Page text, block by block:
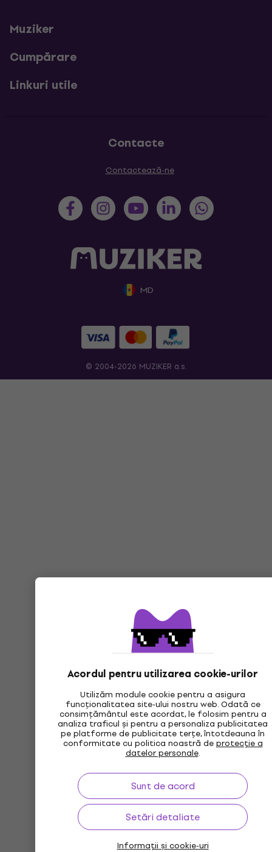
Acordul pentru utilizarea cookie-urilor
Utilizăm module cookie pentru a asigura
funcționalitatea site-ului nostru web. Odată ce
consimțământul este acordat, le folosim pentru a
analiza traficul și pentru a personaliza publicitatea
pe platforme de publicitate terțe, întotdeauna în
conformitate cu politica noastră deprotecție a
datelor personale.
Sunt de acord
Setări detaliate
Informații și cookie-uri
Muziker
Cumpărare
Linkuri utile
Contacte
Contactează-ne
MD
© 2004-2026 MUZIKER a.s.